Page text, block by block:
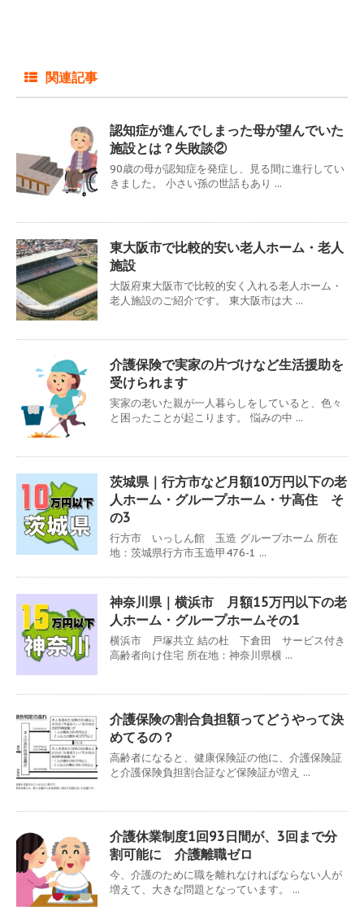
関連記事
認知症が進んでしまった母が望んでいた
施設とは？失敗談②
90歳の母が認知症を発症し、見る間に進行してい
きました。 小さい孫の世話もあり ...
東大阪市で比較的安い老人ホーム・老人
施設
大阪府東大阪市で比較的安く入れる老人ホーム・
老人施設のご紹介です。 東大阪市は大 ...
介護保険で実家の片づけなど生活援助を
受けられます
実家の老いた親が一人暮らしをしていると、色々
と困ったことが起こります。 悩みの中 ...
茨城県｜行方市など月額10万円以下の老
人ホーム・グループホーム・サ高住 そ
の3
行方市 いっしん館 玉造 グループホーム 所在
地：茨城県行方市玉造甲476-1 ...
神奈川県｜横浜市 月額15万円以下の老
人ホーム・グループホームその1
横浜市 戸塚共立 結の杜 下倉田 サービス付き
高齢者向け住宅 所在地：神奈川県横 ...
介護保険の割合負担額ってどうやって決
めてるの？
高齢者になると、健康保険証の他に、介護保険証
と介護保険負担割合証など保険証が増え ...
介護休業制度1回93日間が、3回まで分
割可能に 介護離職ゼロ
今、介護のために職を離れなければならない人が
増えて、大きな問題となっています。 ...